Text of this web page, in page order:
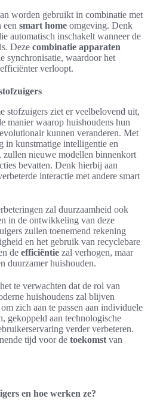
worden gebruikt in combinatie met
een smart home omgeving. Denk
automatisch inschakelt wanneer de
Deze combinatie apparaten
synchronisatie, waardoor het
verloopt.
stofzuigers ziet er veelbelovend uit,
manier waarop huishoudens hun
kunnen veranderen. Met
in kunstmatige intelligentie en
zullen nieuwe modellen binnenkort
bevatten. Denk hierbij aan
interactie met andere smart
zal duurzaamheid ook
in de ontwikkeling van deze
zullen toenemend rekening
en het gebruik van recyclebare
de efficiëntie zal verhogen, maar
duurzamer huishouden.
te verwachten dat de rol van
huishoudens zal blijven
zich aan te passen aan individuele
gekoppeld aan technologische
verder verbeteren.
tijd voor de toekomst van
en hoe werken ze?